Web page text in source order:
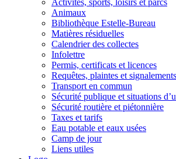
Animaux
Bibliothèque Estelle-Bureau
Matières résiduelles
Calendrier des collectes
Infolettre
Permis, certificats et licences
Requêtes, plaintes et signalements
Transport en commun
Sécurité publique et situations
Sécurité routière et piétonnière
Taxes et tarifs
Eau potable et eaux usées
Camp de jour
Liens utiles